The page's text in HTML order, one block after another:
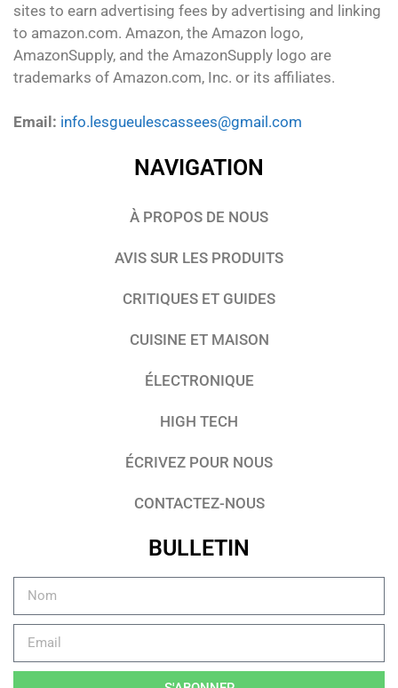
sites to earn advertising fees by advertising and linking
to amazon.com. Amazon, the Amazon logo,
AmazonSupply, and the AmazonSupply logo are
trademarks of Amazon.com, Inc. or its affiliates.
Email: info.lesgueulescassees@gmail.com
NAVIGATION
À PROPOS DE NOUS
AVIS SUR LES PRODUITS
CRITIQUES ET GUIDES
CUISINE ET MAISON
ÉLECTRONIQUE
HIGH TECH
ÉCRIVEZ POUR NOUS
CONTACTEZ-NOUS
BULLETIN